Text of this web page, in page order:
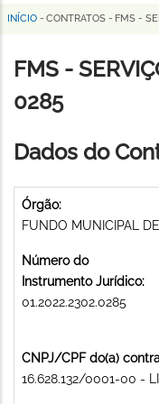
Horizonte
Trilha
de
navegação
INÍCIO - CONTRATOS - FMS -
FMS -
0285
Dados do
Órgão:
FUNDO MUNICIPAL
Número do
Instrumento Jurídico:
01.2022.2302.0285
CNPJ/CPF do(a)
16.628.132/0001-00 -